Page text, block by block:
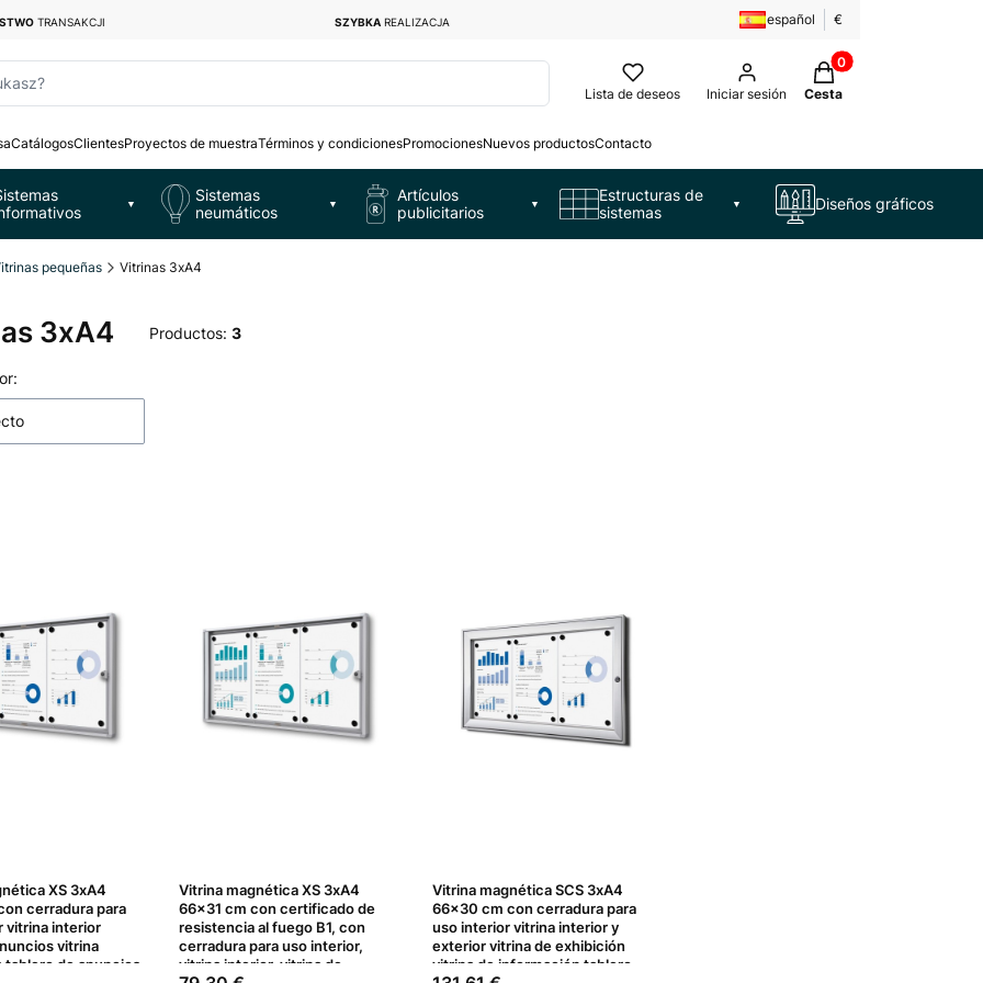
TRANSAKCJI SZYBKAREALIZACJA español €
Lista de deseos Iniciar sesión
Productos en la
Cesta
CatálogosClientesProyectos de muestraTérminos y condicionesPromocionesNuevos productosContacto
▼
Sistemas
neumáticos
▼
Artículos
publicitarios
▼
Estructuras de
sistemas
▼ Diseños gráficos
pequeñas Vitrinas 3xA4
3xA4 Productos: 3
productos
XS 3xA4
cerradura para
vitrina interior
vitrina
tablero de anuncios
Vitrina magnética XS 3xA4
66x31 cm con certificado de
resistencia al fuego B1, con
cerradura para uso interior,
vitrina interior, vitrina de
Vitrina magnética SCS 3xA4
66x30 cm con cerradura para
uso interior vitrina interior y
exterior vitrina de exhibición
vitrina de información tablero